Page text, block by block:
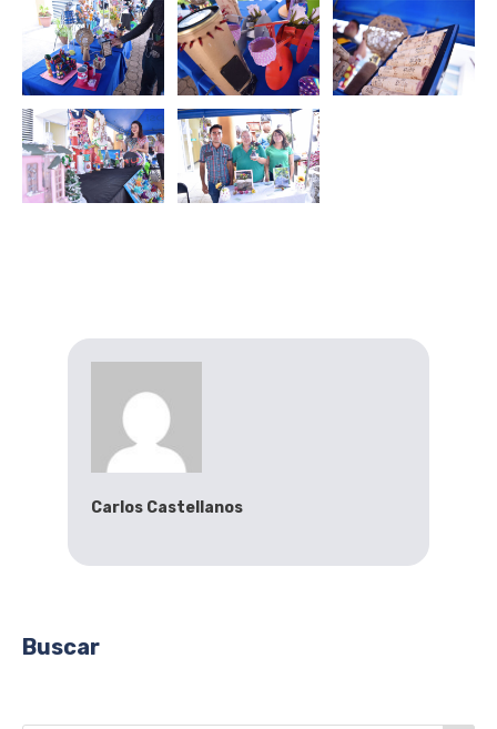
Carlos Castellanos
Buscar